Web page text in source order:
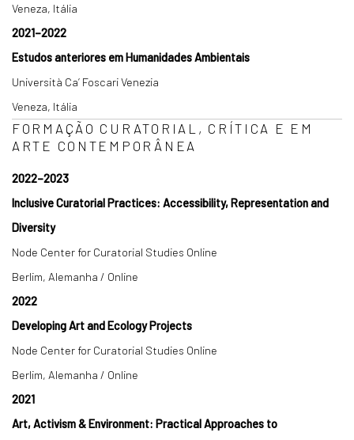
Veneza, Itália
2021–2022
Estudos anteriores em Humanidades Ambientais
Università Ca’ Foscari Venezia
Veneza, Itália
FORMAÇÃO CURATORIAL, CRÍTICA E EM
ARTE CONTEMPORÂNEA
2022–2023
Inclusive Curatorial Practices: Accessibility, Representation and
Diversity
Node Center for Curatorial Studies Online
Berlim, Alemanha / Online
2022
Developing Art and Ecology Projects
Node Center for Curatorial Studies Online
Berlim, Alemanha / Online
2021
Art, Activism & Environment: Practical Approaches to